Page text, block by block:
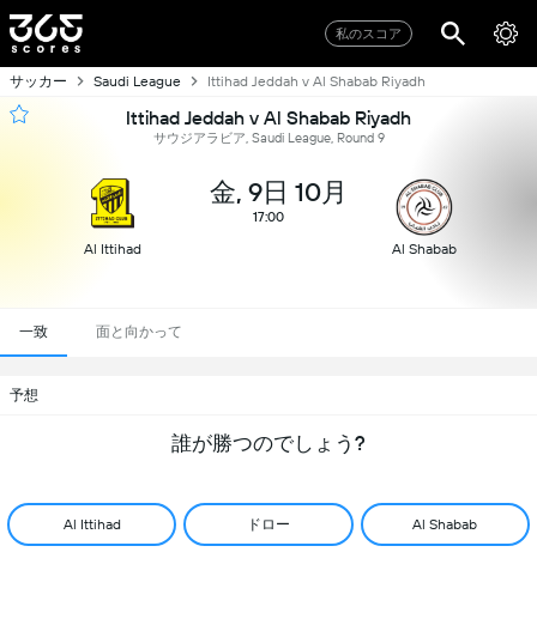
私のスコア
サッカー Saudi League Ittihad Jeddah v Al Shabab Riyadh
Ittihad Jeddah v Al Shabab Riyadh
サウジアラビア, Saudi League, Round 9
Al Ittihad
金, 9日 10月
17:00
Al Shabab
一致 面と向かって
予想
誰が勝つのでしょう?
Al Ittihad ドロー Al Shabab